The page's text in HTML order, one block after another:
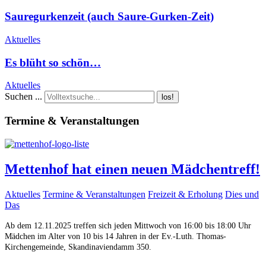
Sauregurkenzeit (auch Saure-Gurken-Zeit)
Aktuelles
Es blüht so schön…
Aktuelles
Suchen ...
los!
Termine & Veranstaltungen
Mettenhof hat einen neuen Mädchentreff!
Aktuelles Termine & Veranstaltungen Freizeit & Erholung Dies und
Das
Ab dem 12.11.2025 treffen sich jeden Mittwoch von 16:00 bis 18:00 Uhr
Mädchen im Alter von 10 bis 14 Jahren in der Ev.-Luth. Thomas-
Kirchengemeinde, Skandinaviendamm 350.